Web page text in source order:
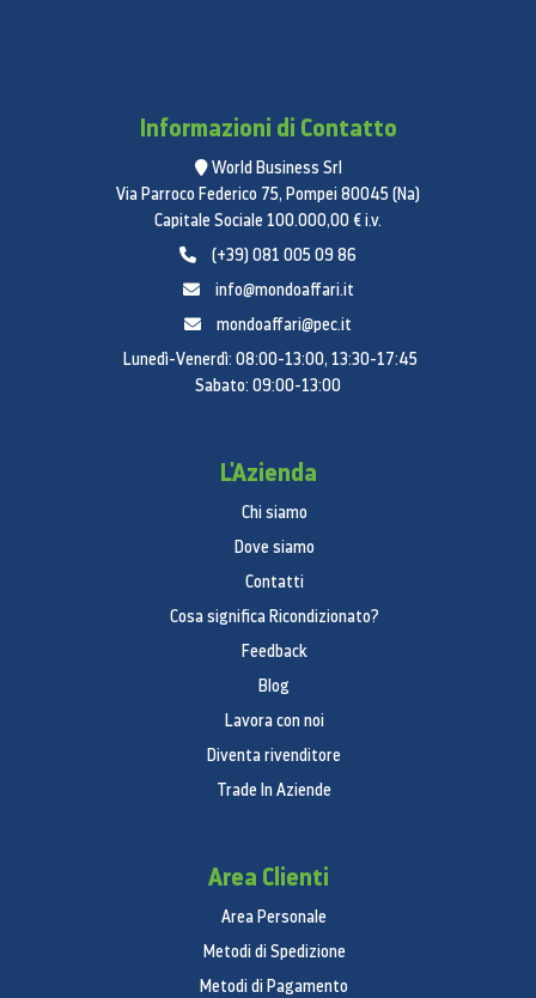
Informazioni di Contatto
World Business Srl
Via Parroco Federico 75, Pompei 80045 (Na)
Capitale Sociale 100.000,00 € i.v.
(+39) 081 005 09 86
info@mondoaffari.it
mondoaffari@pec.it
Lunedì-Venerdì: 08:00-13:00, 13:30-17:45
Sabato: 09:00-13:00
L'Azienda
Chi siamo
Dove siamo
Contatti
Cosa significa Ricondizionato?
Feedback
Blog
Lavora con noi
Diventa rivenditore
Trade In Aziende
Area Clienti
Area Personale
Metodi di Spedizione
Metodi di Pagamento